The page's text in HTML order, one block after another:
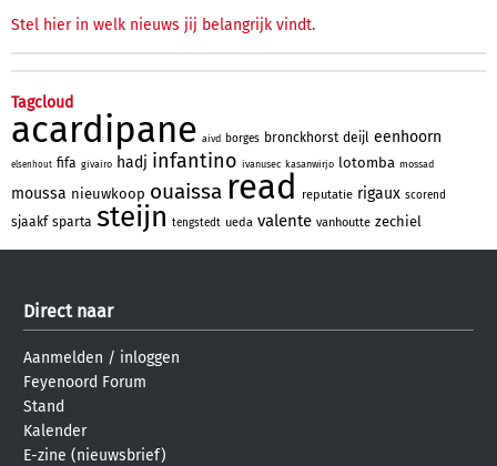
Stel hier in welk nieuws jij belangrijk vindt.
Tagcloud
acardipane aivd borges bronckhorst deijl eenhoorn
elsenhout fifa givairo hadj infantino ivanusec kasanwirjo lotomba mossad
moussa nieuwkoop ouaissa read reputatie rigaux scorend
sjaakf sparta steijn tengstedt ueda valente vanhoutte zechiel
Direct naar
Aanmelden / inloggen
Feyenoord Forum
Stand
Kalender
E-zine (nieuwsbrief)